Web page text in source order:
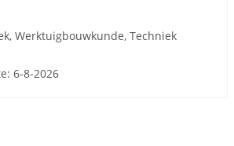
Werktuigbouwkunde, Techniek
6-8-2026